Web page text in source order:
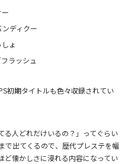
ディクー
ょ
ラッシュ
初期タイトルも色々収録されてい
る人どれだけいるの？」ってぐらい
で出てくるので、歴代プレステを幅
ど懐かしさに浸れる内容になってい